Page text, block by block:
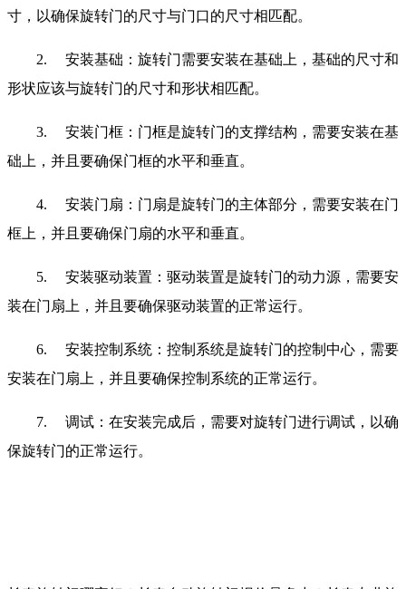
寸，以确保旋转门的尺寸与门口的尺寸相匹配。
2.
安装基础：旋转门需要安装在基础上，基础的尺寸和
形状应该与旋转门的尺寸和形状相匹配。
3.
安装门框：门框是旋转门的支撑结构，需要安装在基
础上，并且要确保门框的水平和垂直。
4.
安装门扇：门扇是旋转门的主体部分，需要安装在门
框上，并且要确保门扇的水平和垂直。
5.
安装驱动装置：驱动装置是旋转门的动力源，需要安
装在门扇上，并且要确保驱动装置的正常运行。
6.
安装控制系统：控制系统是旋转门的控制中心，需要
安装在门扇上，并且要确保控制系统的正常运行。
7.
调试：在安装完成后，需要对旋转门进行调试，以确
保旋转门的正常运行。